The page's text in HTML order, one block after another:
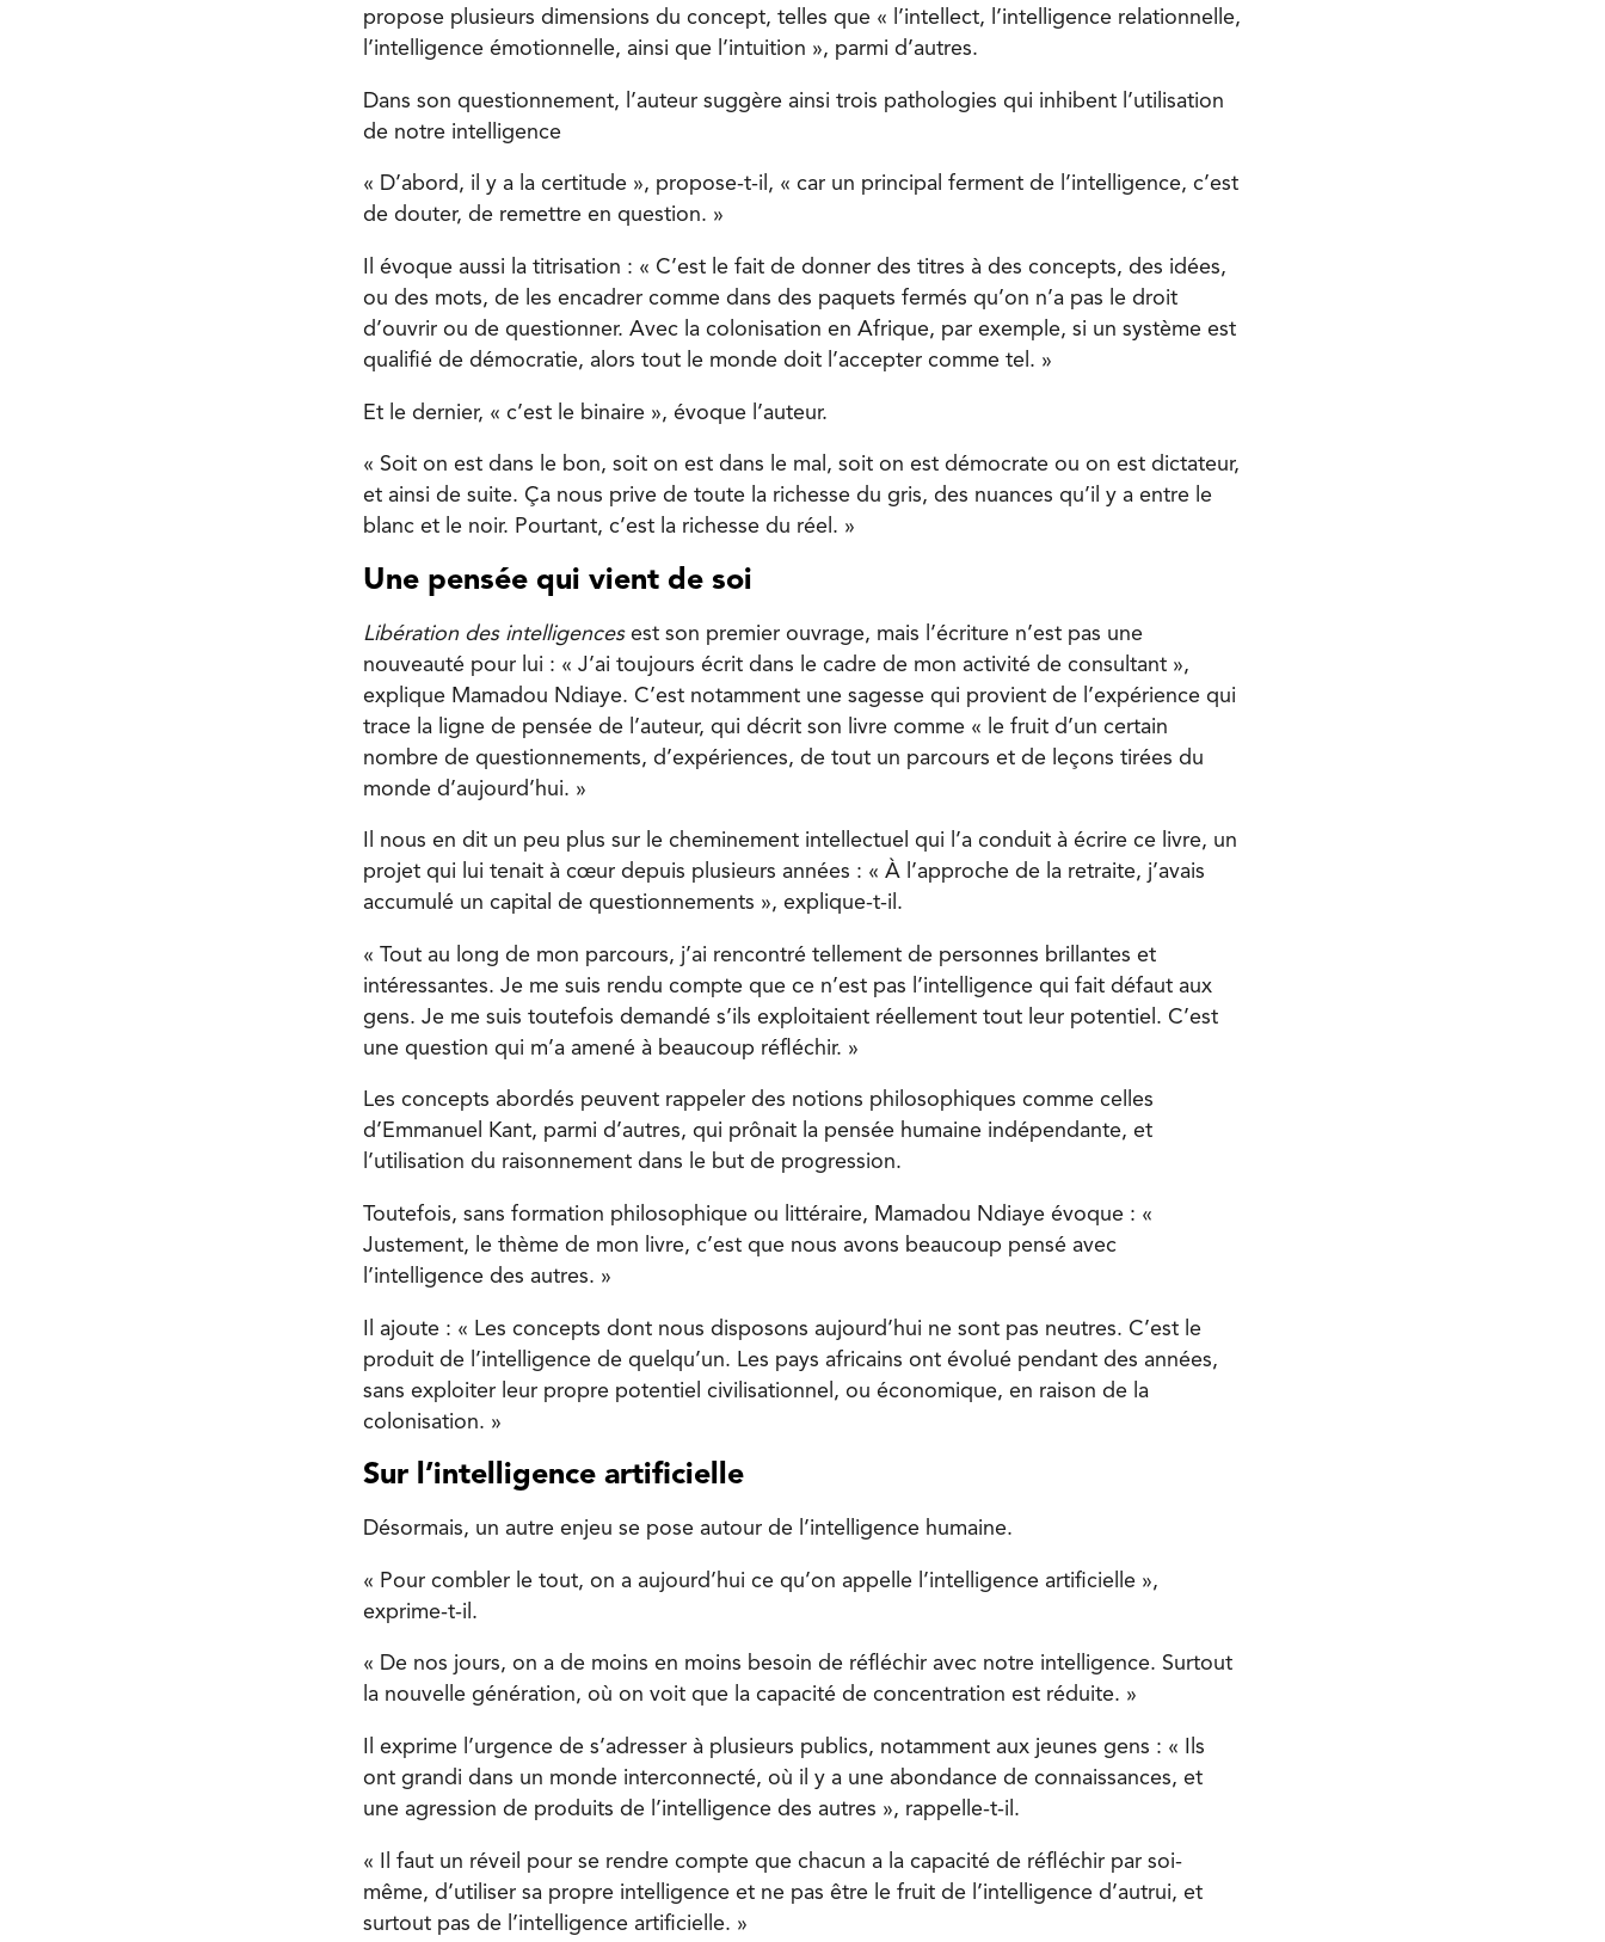
propose plusieurs dimensions du concept, telles que « l’intellect, l’intelligence relationnelle,
l’intelligence émotionnelle, ainsi que l’intuition », parmi d’autres.
Dans son questionnement, l’auteur suggère ainsi trois pathologies qui inhibent l’utilisation
de notre intelligence
« D’abord, il y a la certitude », propose-t-il, « car un principal ferment de l’intelligence, c’est
de douter, de remettre en question. »
Il évoque aussi la titrisation : « C’est le fait de donner des titres à des concepts, des idées,
ou des mots, de les encadrer comme dans des paquets fermés qu’on n’a pas le droit
d’ouvrir ou de questionner. Avec la colonisation en Afrique, par exemple, si un système est
qualifié de démocratie, alors tout le monde doit l’accepter comme tel. »
Et le dernier, « c’est le binaire », évoque l’auteur.
« Soit on est dans le bon, soit on est dans le mal, soit on est démocrate ou on est dictateur,
et ainsi de suite. Ça nous prive de toute la richesse du gris, des nuances qu’il y a entre le
blanc et le noir. Pourtant, c’est la richesse du réel. »
Une pensée qui vient de soi
Libération des intelligencesest son premier ouvrage, mais l’écriture n’est pas une
nouveauté pour lui : « J’ai toujours écrit dans le cadre de mon activité de consultant »,
explique Mamadou Ndiaye. C’est notamment une sagesse qui provient de l’expérience qui
trace la ligne de pensée de l’auteur, qui décrit son livre comme « le fruit d’un certain
nombre de questionnements, d’expériences, de tout un parcours et de leçons tirées du
monde d’aujourd’hui. »
Il nous en dit un peu plus sur le cheminement intellectuel qui l’a conduit à écrire ce livre, un
projet qui lui tenait à cœur depuis plusieurs années : « À l’approche de la retraite, j’avais
accumulé un capital de questionnements », explique-t-il.
« Tout au long de mon parcours, j’ai rencontré tellement de personnes brillantes et
intéressantes. Je me suis rendu compte que ce n’est pas l’intelligence qui fait défaut aux
gens. Je me suis toutefois demandé s’ils exploitaient réellement tout leur potentiel. C’est
une question qui m’a amené à beaucoup réfléchir. »
Les concepts abordés peuvent rappeler des notions philosophiques comme celles
d’Emmanuel Kant, parmi d’autres, qui prônait la pensée humaine indépendante, et
l’utilisation du raisonnement dans le but de progression.
Toutefois, sans formation philosophique ou littéraire, Mamadou Ndiaye évoque : «
Justement, le thème de mon livre, c’est que nous avons beaucoup pensé avec
l’intelligence des autres. »
Il ajoute : « Les concepts dont nous disposons aujourd’hui ne sont pas neutres. C’est le
produit de l’intelligence de quelqu’un. Les pays africains ont évolué pendant des années,
sans exploiter leur propre potentiel civilisationnel, ou économique, en raison de la
colonisation. »
Sur l’intelligence artificielle
Désormais, un autre enjeu se pose autour de l’intelligence humaine.
« Pour combler le tout, on a aujourd’hui ce qu’on appelle l’intelligence artificielle »,
exprime-t-il.
« De nos jours, on a de moins en moins besoin de réfléchir avec notre intelligence. Surtout
la nouvelle génération, où on voit que la capacité de concentration est réduite. »
Il exprime l’urgence de s’adresser à plusieurs publics, notamment aux jeunes gens : « Ils
ont grandi dans un monde interconnecté, où il y a une abondance de connaissances, et
une agression de produits de l’intelligence des autres », rappelle-t-il.
« Il faut un réveil pour se rendre compte que chacun a la capacité de réfléchir par soi-
même, d’utiliser sa propre intelligence et ne pas être le fruit de l’intelligence d’autrui, et
surtout pas de l’intelligence artificielle. »